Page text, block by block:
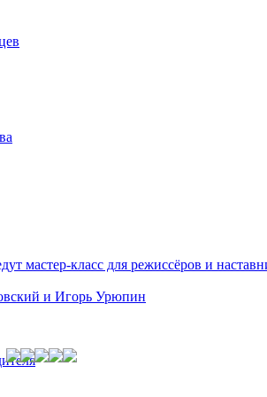
мастер-класс для режиссёров и
и Игорь Урюпин